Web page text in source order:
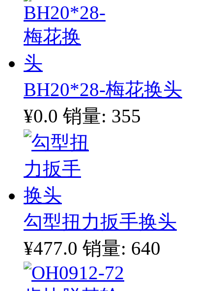
BH20*28-梅花换头
¥0.0 销量: 355
勾型扭力扳手换头
¥477.0 销量: 640